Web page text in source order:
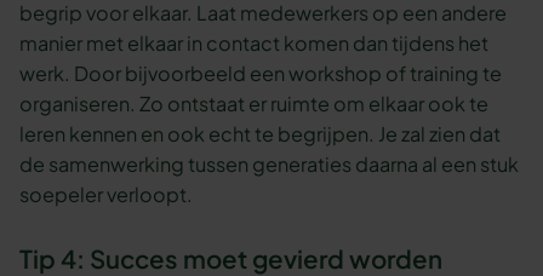
begrip voor elkaar. Laat medewerkers op een andere
manier met elkaar in contact komen dan tijdens het
werk. Door bijvoorbeeld een workshop of training te
organiseren. Zo ontstaat er ruimte om elkaar ook te
leren kennen en ook echt te begrijpen. Je zal zien dat
de samenwerking tussen generaties daarna al een stuk
soepeler verloopt.
Tip 4: Succes moet gevierd worden